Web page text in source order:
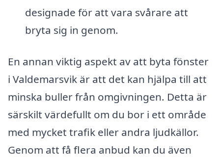
designade för att vara svårare att
bryta sig in genom.
En annan viktig aspekt av att byta fönster
i Valdemarsvik är att det kan hjälpa till att
minska buller från omgivningen. Detta är
särskilt värdefullt om du bor i ett område
med mycket trafik eller andra ljudkällor.
Genom att få flera anbud kan du även